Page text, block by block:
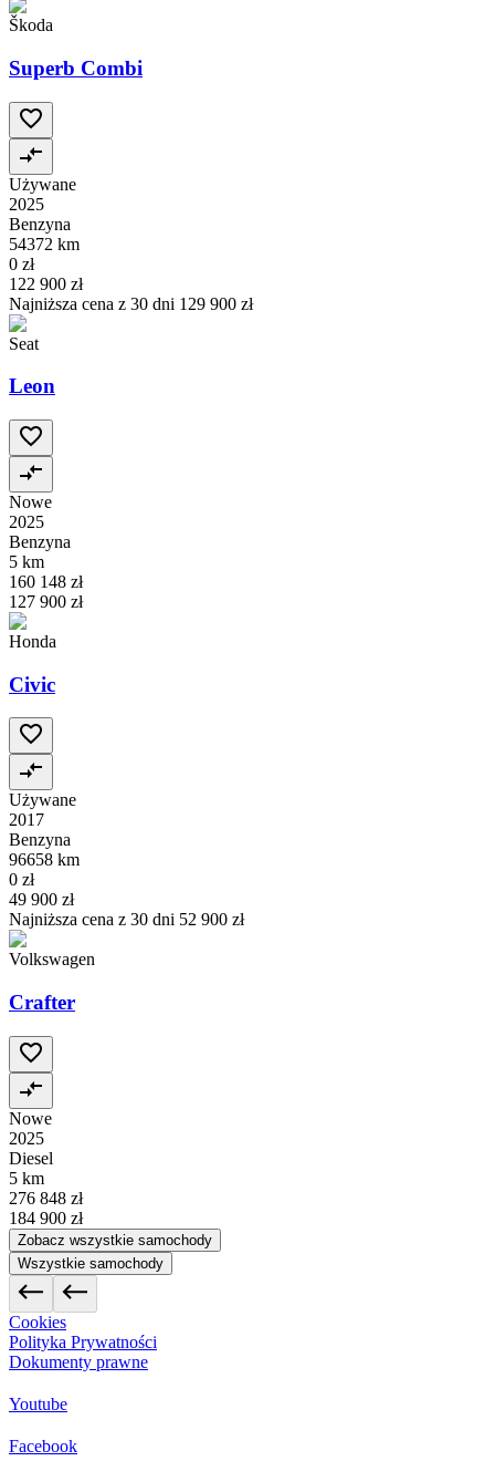
Škoda
Superb Combi
Używane
2025
Benzyna
54372 km
0 zł
122 900 zł
Najniższa cena z 30 dni 129 900 zł
Seat
Leon
Nowe
2025
Benzyna
5 km
160 148 zł
127 900 zł
Honda
Civic
Używane
2017
Benzyna
96658 km
0 zł
49 900 zł
Najniższa cena z 30 dni 52 900 zł
Volkswagen
Crafter
Nowe
2025
Diesel
5 km
276 848 zł
184 900 zł
Zobacz wszystkie samochody
Wszystkie samochody
Cookies
Polityka Prywatności
Dokumenty prawne
Youtube
Facebook